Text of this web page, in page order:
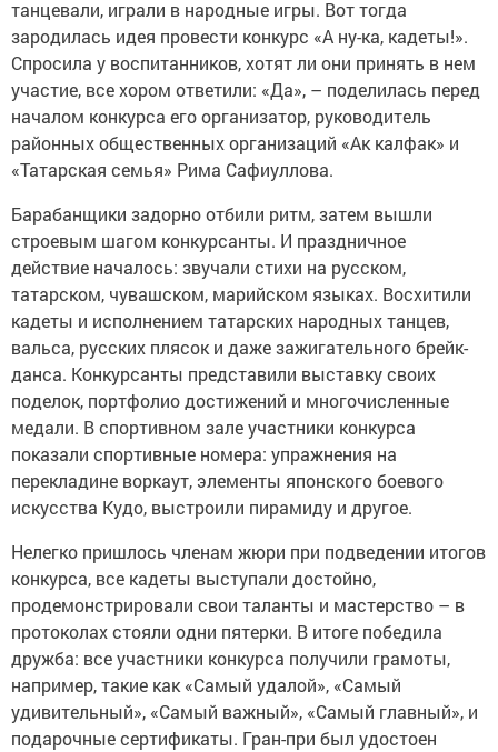
танцевали, играли в народные игры. Вот тогда
зародилась идея провести конкурс «А ну-ка, кадеты!».
Спросила у воспитанников, хотят ли они принять в нем
участие, все хором ответили: «Да», – поделилась перед
началом конкурса его организатор, руководитель
районных общественных организаций «Ак калфак» и
«Татарская семья» Рима Сафиуллова.
Барабанщики задорно отбили ритм, затем вы­шли
строевым шагом конкурсанты. И праздничное
действие началось: звучали стихи на русском,
татарском, чувашском, марийском языках. Восхитили
кадеты и исполнением татарских народных танцев,
вальса, русских плясок и даже зажигательного брейк-
данса. Конкурсанты представили выставку своих
поделок, портфолио достижений и многочисленные
медали. В спортивном зале участники конкурса
показали спортивные номера: упражнения на
перекладине воркаут, элементы японского боевого
искусства Кудо, выстроили ­пирамиду и другое.
Нелегко пришлось членам жюри при подведении итогов
конкурса, все кадеты выступали достойно,
продемонстрировали свои таланты и мастерство – в
протоколах стояли одни пятерки. В итоге победила
дружба: все участники конкурса получили грамоты,
например, такие как «Самый удалой», «Самый
удивительный», «Самый важный», «Самый главный», и
подарочные сертификаты. Гран-при был удостоен